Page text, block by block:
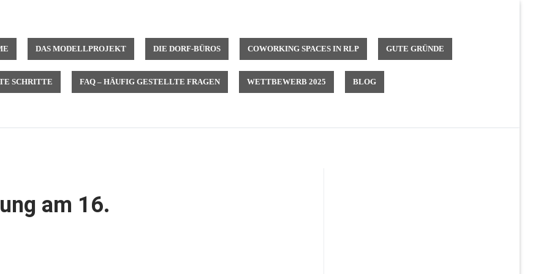
DAS MODELLPROJEKT DIE DORF-BÜROS COWORKING SPACES IN RLP GUTE GRÜNDE
SCHRITTE FAQ – HÄUFIG GESTELLTE FRAGEN WETTBEWERB 2025 BLOG
am 16.